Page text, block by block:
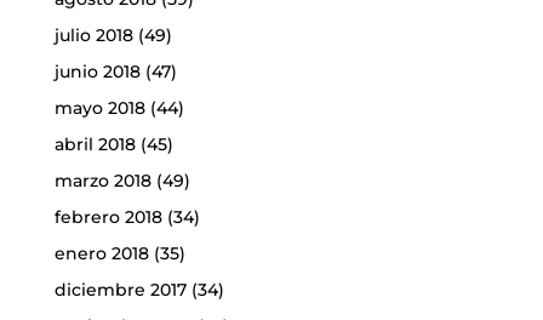
julio 2018(49)
junio 2018(47)
mayo 2018(44)
abril 2018(45)
marzo 2018(49)
febrero 2018(34)
enero 2018(35)
diciembre 2017(34)